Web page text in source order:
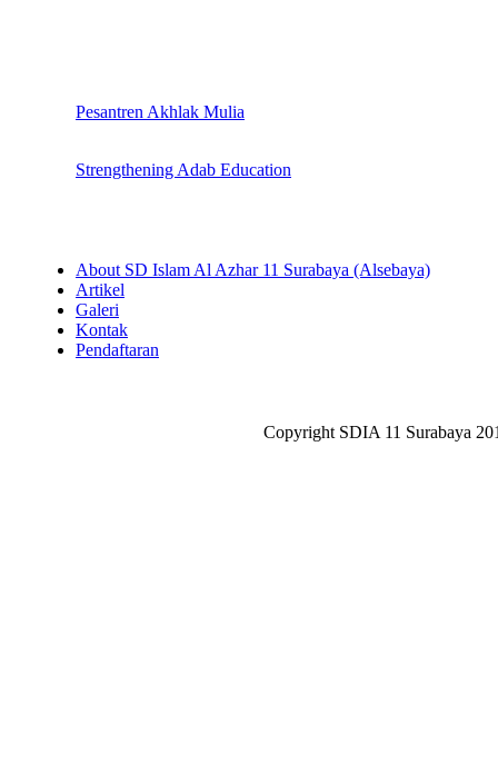
Pesantren Akhlak Mulia
Strengthening Adab Education
About SD Islam Al Azhar 11 Surabaya (Alsebaya)
Artikel
Galeri
Kontak
Pendaftaran
Copyright SDIA 11 Surabaya